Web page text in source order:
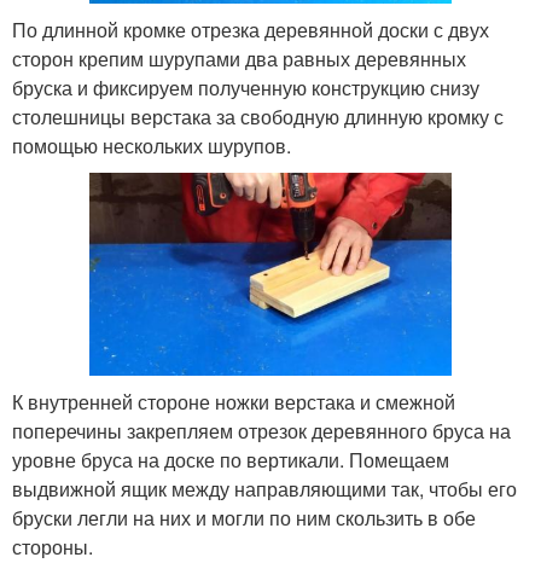
По длинной кромке отрезка деревянной доски с двух
сторон крепим шурупами два равных деревянных
бруска и фиксируем полученную конструкцию снизу
столешницы верстака за свободную длинную кромку с
помощью нескольких шурупов.
К внутренней стороне ножки верстака и смежной
поперечины закрепляем отрезок деревянного бруса на
уровне бруса на доске по вертикали. Помещаем
выдвижной ящик между направляющими так, чтобы его
бруски легли на них и могли по ним скользить в обе
стороны.